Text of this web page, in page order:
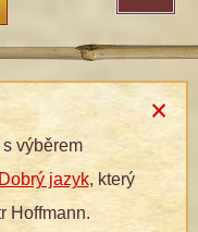
Dle kategorií
PEREL
PEREL
výběrem
jazyk, který
Hoffmann.